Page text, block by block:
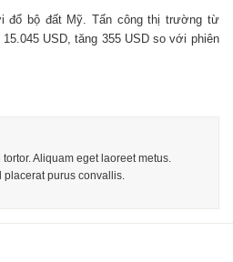
bộ đất Mỹ. Tấn công thị trường từ
USD, tăng 355 USD so với phiên
Aliquam eget laoreet metus.
placerat purus convallis.